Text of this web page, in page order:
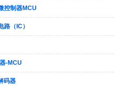
控制器MCU
（IC）
-MCU
码器